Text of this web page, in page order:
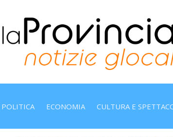
POLITICA ECONOMIA CULTURA E